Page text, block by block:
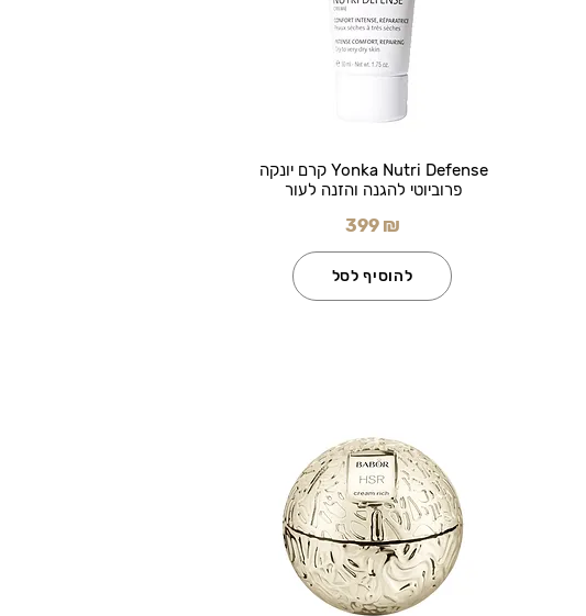
Yonka Nutri Defense קרם יונקה
פרוביוטי להגנה והזנה לעור
399 ₪
להוסיף לסל